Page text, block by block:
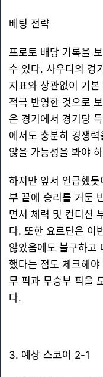
베팅 전략
프로토 배당 기록을
수 있다. 사우디의 경
지표와 상관없이 기
적극 반영한 것으로
은 경기에서 경기당
에서도 충분히 경쟁
않을 가능성을 봐야
하지만 앞서 언급했
부 끝에 승리를 거둔
면서 체력 및 컨디션
다. 또한 요르단은 이
않았음에도 불구하고
했다는 점도 체크해
무 픽과 무승부 픽을
다.
3. 예상 스코어 2-1